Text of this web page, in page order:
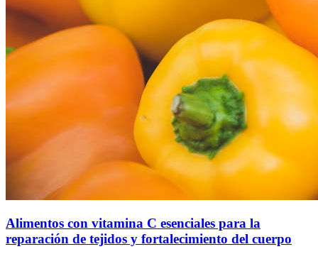
Alimentos con vitamina C esenciales para la
reparación de tejidos y fortalecimiento del cuerpo